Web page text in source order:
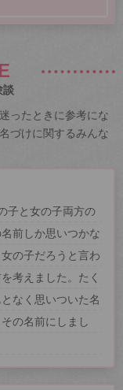
談
ったときに参考にな
づけに関するみんな
子と女の子両方の
前しか思いつかな
の子だろうと言わ
考えました。たく
なく思いついた名
の名前にしまし